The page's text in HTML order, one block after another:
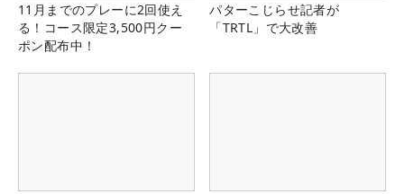
11月までのプレーに2回使え
る！コース限定3,500円クー
ポン配布中！
パターこじらせ記者が
「TRTL」で大改善